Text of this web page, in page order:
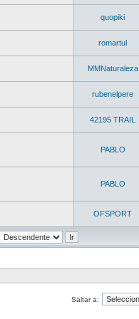
quopiki
romartul
MMNaturaleza
rubenelpere
42195 TRAIL
PABLO
PABLO
OFSPORT
Saltar a: